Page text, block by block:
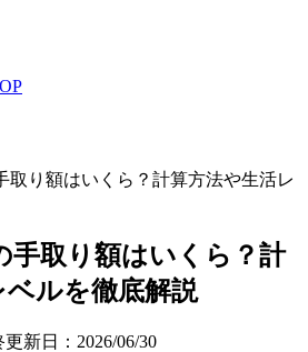
取り額はいくら？計算方法や生活レ
手取り額はいくら？計
ルを徹底解説
新日： 2026/06/30